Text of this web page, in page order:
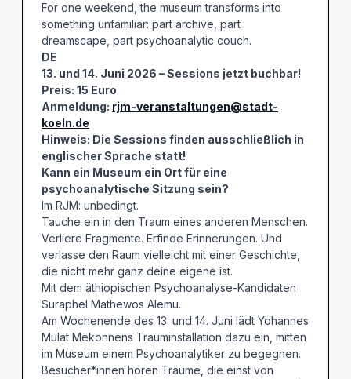
For one weekend, the museum transforms into
something unfamiliar: part archive, part
dreamscape, part psychoanalytic couch.
DE
13. und 14. Juni 2026 – Sessions jetzt buchbar!
Preis: 15 Euro
Anmeldung: rjm-veranstaltungen@stadt-
koeln.de
Hinweis: Die Sessions finden ausschließlich in
englischer Sprache statt!
Kann ein Museum ein Ort für eine
psychoanalytische Sitzung sein?
Im RJM: unbedingt.
Tauche ein in den Traum eines anderen Menschen.
Verliere Fragmente. Erfinde Erinnerungen. Und
verlasse den Raum vielleicht mit einer Geschichte,
die nicht mehr ganz deine eigene ist.
Mit dem äthiopischen Psychoanalyse-Kandidaten
Suraphel Mathewos Alemu.
Am Wochenende des 13. und 14. Juni lädt Yohannes
Mulat Mekonnens Trauminstallation dazu ein, mitten
im Museum einem Psychoanalytiker zu begegnen.
Besucher*innen hören Träume, die einst von